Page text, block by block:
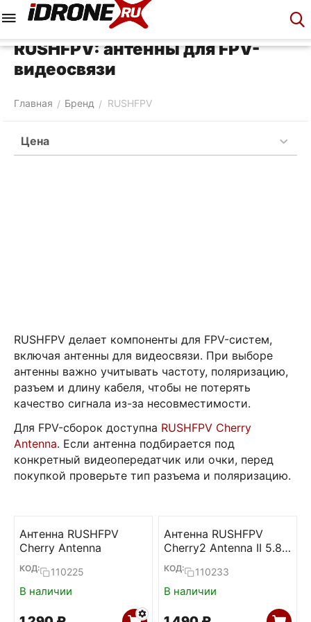
RUSHFPV: антенны для FPV-
видеосвязи
Главная / Бренд / RUSHFPV
Цена
RUSHFPV делает компоненты для FPV-систем,
включая антенны для видеосвязи. При выборе
антенны важно учитывать частоту, поляризацию,
разъем и длину кабеля, чтобы не потерять
качество сигнала из-за несовместимости.
Для FPV-сборок доступна RUSHFPV Cherry
Antenna. Если антенна подбирается под
конкретный видеопередатчик или очки, перед
покупкой проверьте тип разъема и поляризацию.
Антенна RUSHFPV
Cherry Antenna
КОД: 110225
В наличии
Антенна RUSHFPV
Cherry2 Antenna II 5.8G
(RHCP, SMA, 123mm)
КОД: 110233
В наличии
Корзина